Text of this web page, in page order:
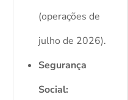
(operações de
julho de 2026).
Segurança
Social: